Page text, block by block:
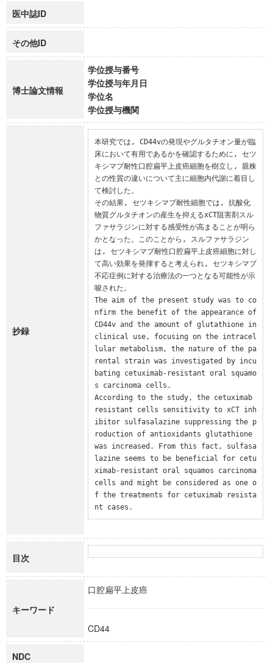
医中誌ID
その他ID
博士論文情報
学位授与番号
学位授与年月日
学位名
学位授与機関
抄録
本研究では, CD44vの発現やグルタチオン量が臨
床において有用であるかを確認するために, セツ
キシマブ耐性口腔扁平上皮癌細胞を樹立し, 親株
との性質の違いについて主に細胞内代謝に着目し
て検討した。
その結果, セツキシマブ耐性細胞では, 抗酸化
物質グルタチオンの産生を抑えるxCT阻害剤スル
ファサラジンに対する感受性が高まることが明ら
かとなった。このことから, スルファサラジン
は, セツキシマブ耐性口腔扁平上皮癌細胞に対し
て高い効果を発揮すると考えられ, セツキシマブ
不応症例に対する治療法の一つとなる可能性が示
唆された。
The aim of the present study was to co
nfirm the benefit of the appearance of
CD44v and the amount of glutathione in
clinical use, focusing on the intracel
lular metabolism, the nature of the pa
rental strain was investigated by incu
bating cetuximab-resistant oral squamo
s carcinoma cells.
According to the study, the cetuximab
resistant cells sensitivity to xCT inh
ibitor sulfasalazine suppressing the p
roduction of antioxidants glutathione
was increased. From this fact, sulfasa
lazine seems to be beneficial for cetu
ximab-resistant oral squamos carcinoma
cells and might be considered as one o
f the treatments for cetuximab resista
nt cases.
目次
キーワード
口腔扁平上皮癌
CD44
NDC